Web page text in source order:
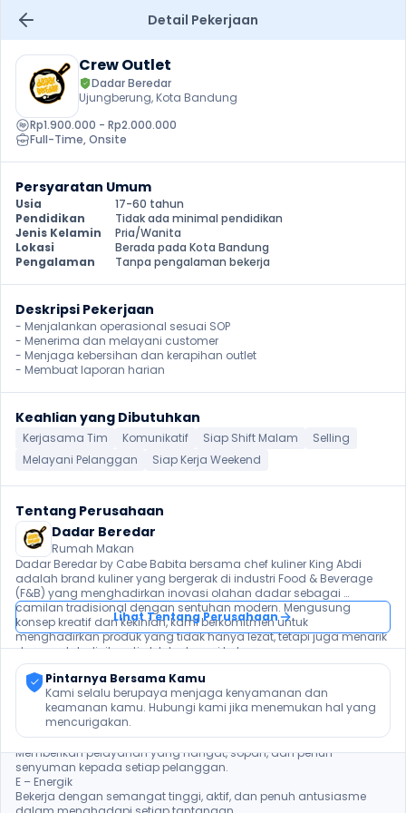
Detail Pekerjaan
Crew Outlet
Dadar Beredar
Ujungberung, Kota Bandung
Rp1.900.000 - Rp2.000.000
Full-Time, Onsite
Persyaratan Umum
Usia
17-60 tahun
Pendidikan
Tidak ada minimal pendidikan
Jenis Kelamin
Pria/Wanita
Lokasi
Berada pada Kota Bandung
Pengalaman
Tanpa pengalaman bekerja
Deskripsi Pekerjaan
- Menjalankan operasional sesuai SOP
- Menerima dan melayani customer
- Menjaga kebersihan dan kerapihan outlet
- Membuat laporan harian
Keahlian yang Dibutuhkan
Kerjasama Tim Komunikatif Siap Shift Malam
Selling
Melayani Pelanggan
Siap Kerja Weekend
Tentang Perusahaan
Dadar Beredar
Rumah Makan
Dadar Beredar by Cabe Babita bersama chef kuliner King Abdi
adalah brand kuliner yang bergerak di industri Food & Beverage
(F&B) yang menghadirkan inovasi olahan dadar sebagai
camilan tradisional dengan sentuhan modern. Mengusung
konsep kreatif dan kekinian, kami berkomitmen untuk
menghadirkan produk yang tidak hanya lezat, tetapi juga menarik
dan mudah dinikmati oleh berbagai kalangan.
Budaya Perusahaan yaitu TRENDI
T – Taqwa
Menjunjung tinggi nilai spiritual dan kejujuran dalam bekerja, serta
menjalankan usaha dengan integritas dan tanggung jawab.
R – Ramah
Memberikan pelayanan yang hangat, sopan, dan penuh
senyuman kepada setiap pelanggan.
E – Energik
Bekerja dengan semangat tinggi, aktif, dan penuh antusiasme
Lihat Tentang Perusahaan
Pintarnya Bersama Kamu
Kami selalu berupaya menjaga kenyamanan dan
keamanan kamu. Hubungi kami jika menemukan hal yang
mencurigakan.